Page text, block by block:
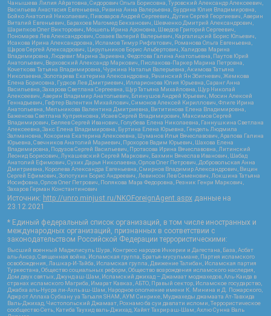
Чанышева Лилия Айратовна, Сидорович Ольга Борисовна, Туровский Александр Алексеевич,
Васильева Анастасия Евгеньевна, Ривина Анна Валерьевна, Бурдина Юлия Владимировна,
Бойко Анатолий Николаевич, Пивоваров Андрей Сергеевич, Дугин Сергей Георгиевич, Аверин
Виталий Евгеньевич, Барахоев Магомед Бекханович, Шевченко Дмитрий Александрович,
Шарипков Олег Викторович, Мошель Ирина Ароновна, Шведов Григорий Сергеевич,
Пономарев Лев Александрович, Созаев Валерий Валерьевич, Каргалицкий Борис Юльевич,
Исакова Ирина Александровна, Исламов Тимур Рифгатович, Романова Ольга Евгеньевна,
Щаров Сергей Алексадрович, Цирульников Борис Альбертович, Халидова Марина
Владимировна, Людевиг Марина Зариевна, Федотова Галина Анатольевна, Паутов Юрий
Анатольевич, Верховский Александр Маркович, Пислакова-Паркер Марина Петровна,
Кочеткова Татьяна Владимировна, Чуркина Наталья Валерьевна, Акимова Татьяна
Николаевна, Золотарева Екатерина Александровна, Рачинский Ян Збигневич, Жемкова
Елена Борисовна, Гудков Лев Дмитриевич, Илларионова Юлия Юрьевна, Саранг Анна
Васильевна, Захарова Светлана Сергеевна, Щур Татьяна Михайловна, Щур Николай
Алексеевич, Аверин Владимир Анатольевич, Блинушов Андрей Юрьевич, Мосин Алексей
Геннадьевич, Гефтер Валентин Михайлович, Симонов Алексей Кириллович, Флиге Ирина
Анатольевна, Мельникова Валентина Дмитриевна, Вититинова Елена Владимировна,
Баженова Светлана Куприяновна, Исаев Сергей Владимирович, Максимов Сергей
Владимирович, Беляев Сергей Иванович, Голубева Елена Николаевна, Ганнушкина Светлана
Алексеевна, Закс Елена Владимировна, Буртина Елена Юрьевна, Гендель Людмила
Залмановна, Кокорина Екатерина Алексеевна, Шуманов Илья Вячеславович, Арапова Галина
Юрьевна, Свечников Анатолий Мариевич, Прохоров Вадим Юрьевич, Шахова Елена
Владимировна, Подузов Сергей Васильевич, Протасова Ирина Вячеславовна, Литинский
Леонид Борисович, Лукашевский Сергей Маркович, Бахмин Вячеслав Иванович, Шабад
Анатолий Ефимович, Сухих Дарья Николаевна, Орлов Олег Петрович, Добровольская Анна
Дмитриевна, Королева Александра Евгеньевна, Смирнов Владимир Александрович, Вицин
Сергей Ефимович, Золотухин Борис Андреевич, Левинсон Лев Семенович, Локшина Татьяна
Иосифовна, Орлов Олег Петрович, Полякова Мара Федоровна, Резник Генри Маркович,
Захаров Герман Константинович
Источник: http://unro.minjust.ru/NKOForeignAgent.aspx данные на
23.12.2021
* Единый федеральный список организаций, в том числе иностранных и
международных организаций, признанных в соответствии с
законодательством Российской Федерации террористическими:
Высший военный Маджлисуль Шура, Конгресс народов Ичкерии и Дагестана, База, Асбат
аль-Ансар, Священная война, Исламская группа, Братья-мусульмане, Партия исламского
освобождения, Лашкар-И-Тайба, Исламская группа, Движение Талибан, Исламская партия
Туркестана, Общество социальных реформ, Общество возрождения исламского наследия,
Дом двух святых, Джунд аш-Шам, Исламский джихад – Джамаат моджахедов, Аль-Каида в
странах исламского Магриба, Имарат Кавказ, АБТО, Правый сектор, Исламское государство,
Джабха аль-Нусра ли-Ахль аш-Шам, Народное ополчение имени К. Минина и Д. Пожарского,
Аджр от Аллаха Субхану уа Тагьаля SHAM, АУМ Синрике, Муджахеды джамаата Ат-Тавхида
Валь-Джихад, Чистопольский Джамаат, Рохнамо ба суи давлати исломи, Террористическое
сообщество Сеть, Катиба Таухид валь-Джихад, Хайят Тахрир аш-Шам, Ахлю Сунна Валь